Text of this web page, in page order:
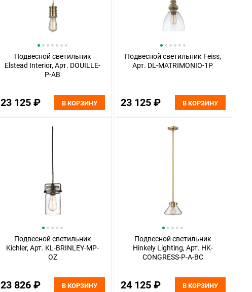
Подвесной светильник
Elstead Interior, Арт. DOUILLE-
P-AB
23 125 ₽ В КОРЗИНУ
Подвесной светильник Feiss,
Арт. DL-MATRIMONIO-1P
23 125 ₽ В КОРЗИНУ
Подвесной светильник
Kichler, Арт. KL-BRINLEY-MP-
OZ
23 826 ₽ В КОРЗИНУ
Подвесной светильник
Hinkely Lighting, Арт. HK-
CONGRESS-P-A-BC
24 125 ₽ В КОРЗИНУ